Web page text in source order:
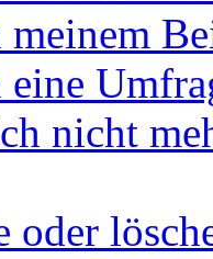
nicht
oder